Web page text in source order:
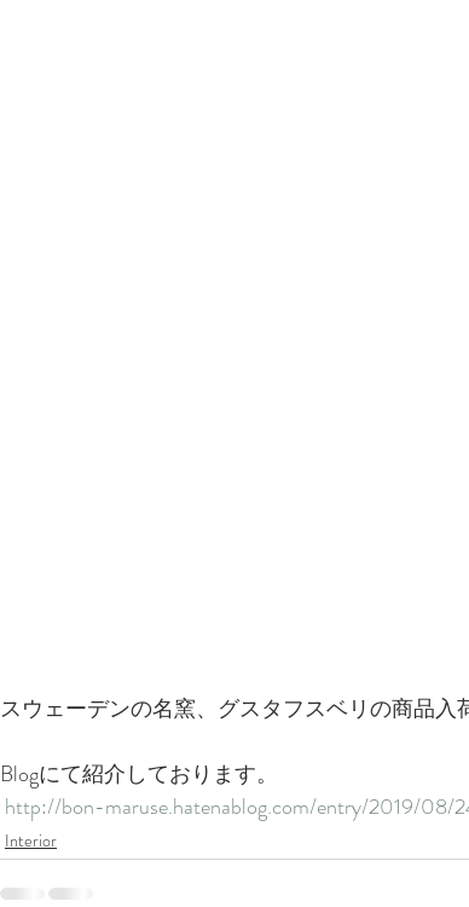
スウェーデンの名窯、グスタフスベリの商品入
Blogにて紹介しております。
http://bon-maruse.hatenablog.com/entry/2019/08/
Interior